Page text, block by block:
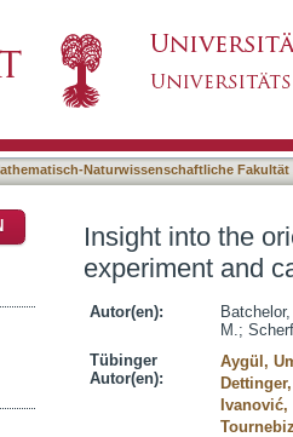
Naturwissenschaftliche Fakultät
Insight into the
experiment and
Autor(en):
M.;
Tübinger
Autor(en):
Aygül,